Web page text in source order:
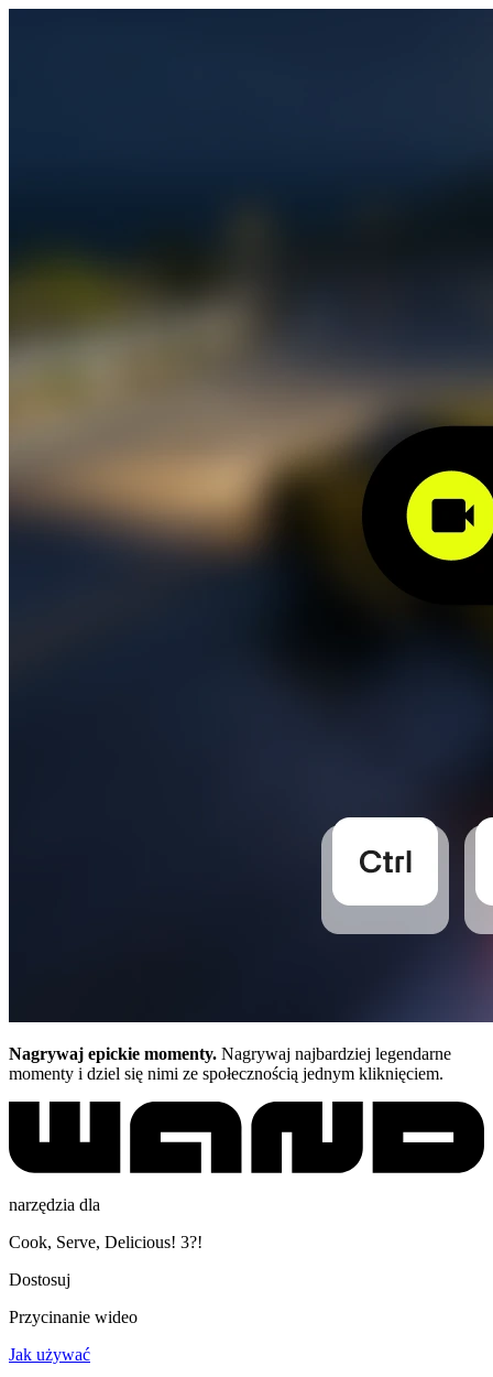
Nagrywaj epickie momenty. Nagrywaj najbardziej legendarne
momenty i dziel się nimi ze społecznością jednym kliknięciem.
narzędzia dla
Cook, Serve, Delicious! 3?!
Dostosuj
Przycinanie wideo
Jak używać